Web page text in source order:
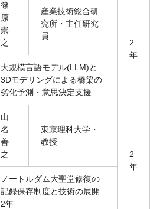
篠
原
崇
之
産業技術総合研
究所・主任研究
員
2
年
大規模言語モデル(LLM)と
3Dモデリングによる橋梁の
劣化予測・意思決定支援
山
名
善
之
東京理科大学・
教授
2
年
ノートルダム大聖堂修復の
記録保存制度と技術の展開
2年